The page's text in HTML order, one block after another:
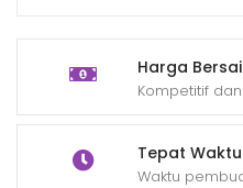
Harga
Kompetitif
Tepat Waktu
Waktu